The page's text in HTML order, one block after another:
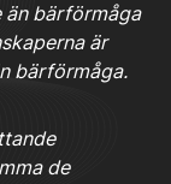
än bärförmåga
är
bärförmåga.
de